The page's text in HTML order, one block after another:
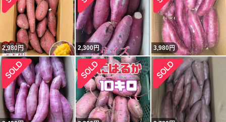
2,980円 2,300円 3,980円